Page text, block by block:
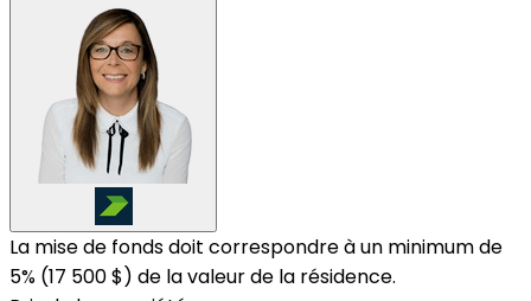
La mise de fonds doit correspondre à un minimum de
5% (17 500 $) de la valeur de la résidence.